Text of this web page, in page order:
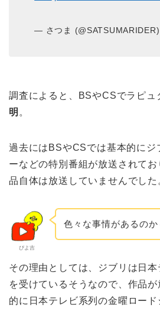
— さつま (@SATSUMARIDER)
調査によると、BSやCSでラピュ
明 。
過去にはBSやCSでは基本的にジ
ーなどの特別番組が放送されて
品自体は放送していませんでした
ぴよ吉
色々な事情があるのか
その理由としては、ジブリは日
を受けているそうなので、作品
的に日本テレビ系列の金曜ロー